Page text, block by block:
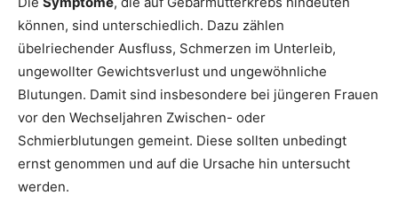
können, sind unterschiedlich. Dazu zählen
übelriechender Ausfluss, Schmerzen im Unterleib,
ungewollter Gewichtsverlust und ungewöhnliche
Blutungen. Damit sind insbesondere bei jüngeren Frauen
vor den Wechseljahren Zwischen- oder
Schmierblutungen gemeint. Diese sollten unbedingt
ernst genommen und auf die Ursache hin untersucht
werden.